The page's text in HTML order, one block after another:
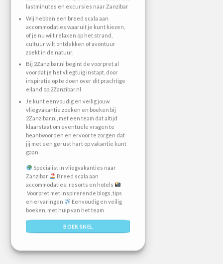
lastminutes en excursies naar Zanzibar
Wij hebben een breed scala aan
accommodaties waaruit je kunt kiezen,
of je nu wilt relaxen op het strand,
cultuur wilt ontdekken of avontuur
zoekt in de natuur.
Bij 2Zanzibar.nl begint de voorpret al
voordat je het vliegtuig instapt, door
inspiratie op te doen over dit prachtige
eiland op 2Zanzibar.nl
Je kunt eenvoudig en veilig jouw
vliegvakantie zoeken en boeken bij
2Zanzibar.nl, met een team dat altijd
klaarstaat om eventuele vragen te
beantwoorden en ervoor te zorgen dat
jij met een gerust hart op vakantie kunt
gaan.
Specialist in vliegvakanties naar
Zanzibar
Breed scala aan
accommodaties: resorts en hotels
Voorpret met inspirerende blogs, tips
en ervaringen
Eenvoudig en veilig
boeken, met hulp van het team
BOEK SNEL